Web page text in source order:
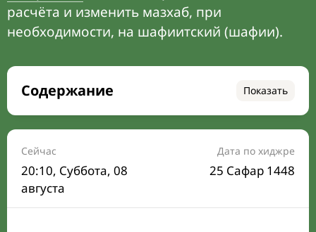
расчёта и изменить мазхаб, при
необходимости, на шафиитский (шафии).
Содержание Показать
Время намаза на сегодня
Расписание на месяц
Время Сухура и Ифтара на сегодня
Календарь рамадана
Сейчас
20:10, Суббота, 08
августа
Дата по хиджре
25 Сафар 1448